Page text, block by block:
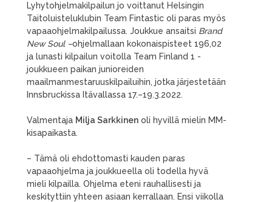
Lyhytohjelmakilpailun jo voittanut Helsingin
Taitoluisteluklubin Team Fintastic oli paras myös
vapaaohjelmakilpailussa. Joukkue ansaitsi Brand
New Soul –ohjelmallaan kokonaispisteet 196,02
ja lunasti kilpailun voitolla Team Finland 1 -
joukkueen paikan junioreiden
maailmanmestaruuskilpailuihin, jotka järjestetään
Innsbruckissa Itävallassa 17.–19.3.2022.
Valmentaja Milja Sarkkinen oli hyvillä mielin MM-
kisapaikasta.
– Tämä oli ehdottomasti kauden paras
vapaaohjelma ja joukkueella oli todella hyvä
mieli kilpailla. Ohjelma eteni rauhallisesti ja
keskityttiin yhteen asiaan kerrallaan. Ensi viikolla